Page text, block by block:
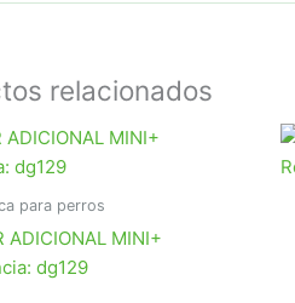
relacionados
para perros
ADICIONAL MINI+
dg129